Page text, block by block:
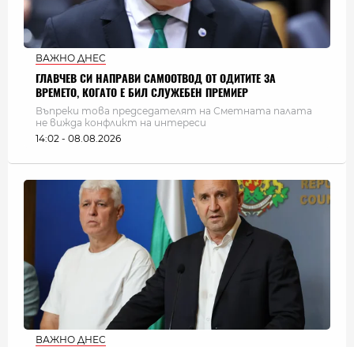
ВАЖНО ДНЕС
ГЛАВЧЕВ СИ НАПРАВИ САМООТВОД ОТ ОДИТИТЕ ЗА
ВРЕМЕТО, КОГАТО Е БИЛ СЛУЖЕБЕН ПРЕМИЕР
Въпреки това председателят на Сметната палата
не вижда конфликт на интереси
14:02 - 08.08.2026
ВАЖНО ДНЕС